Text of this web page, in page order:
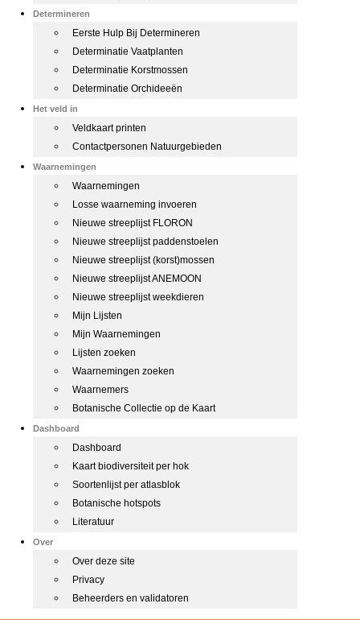
Determineren
Eerste Hulp Bij Determineren
Determinatie Vaatplanten
Determinatie Korstmossen
Determinatie Orchideeën
Het veld in
Veldkaart printen
Contactpersonen Natuurgebieden
Waarnemingen
Waarnemingen
Losse waarneming invoeren
Nieuwe streeplijst FLORON
Nieuwe streeplijst paddenstoelen
Nieuwe streeplijst (korst)mossen
Nieuwe streeplijst ANEMOON
Nieuwe streeplijst weekdieren
Mijn Lijsten
Mijn Waarnemingen
Lijsten zoeken
Waarnemingen zoeken
Waarnemers
Botanische Collectie op de Kaart
Dashboard
Dashboard
Kaart biodiversiteit per hok
Soortenlijst per atlasblok
Botanische hotspots
Literatuur
Over
Over deze site
Privacy
Beheerders en validatoren